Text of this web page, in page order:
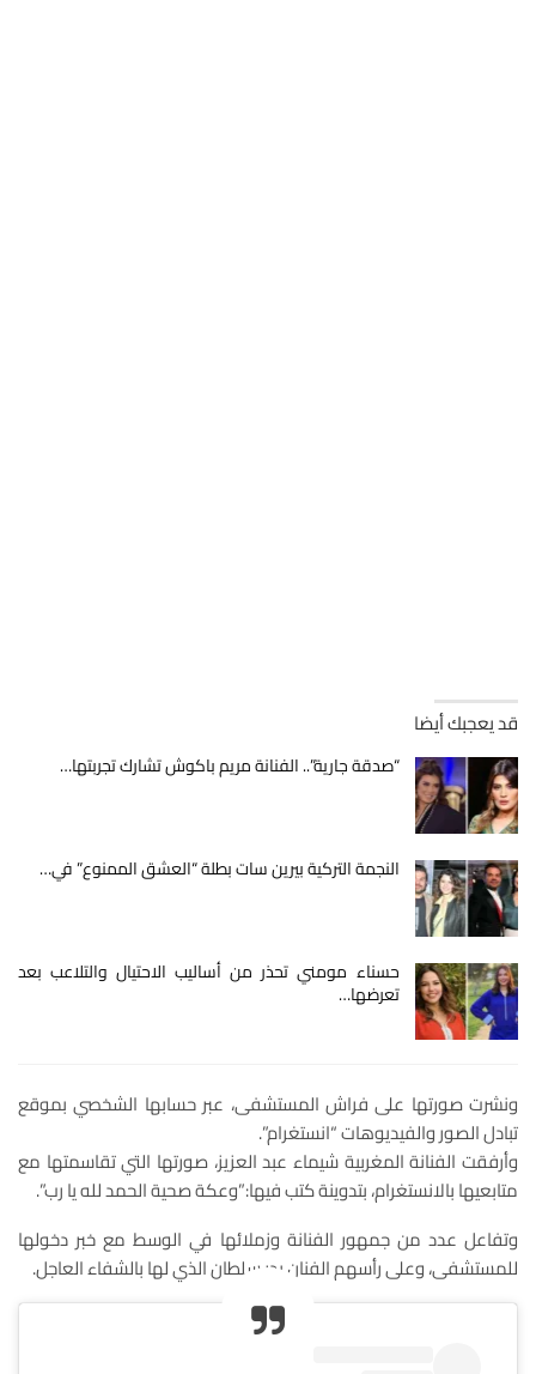
قد يعجبك أيضا
“صدقة جارية”.. الفنانة مريم باكوش تشارك تجربتها…
النجمة التركية بيرين سات بطلة “العشق الممنوع” في…
حسناء مومني تحذر من أساليب الاحتيال والتلاعب بعد
تعرضها…
ونشرت صورتها على فراش المستشفى، عبر حسابها الشخصي بموقع
تبادل الصور والفيديوهات “انستغرام”.
وأرفقت الفنانة المغربية شيماء عبد العزيز، صورتها التي تقاسمتها مع
متابعيها بالانستغرام، بتدوينة كتب فيها:”وعكة صحية الحمد لله يا رب”.
وتفاعل عدد من جمهور الفنانة وزملائها في الوسط مع خبر دخولها
للمستشفى، وعلى رأسهم الفنان بدر سلطان الذي لها بالشفاء العاجل.